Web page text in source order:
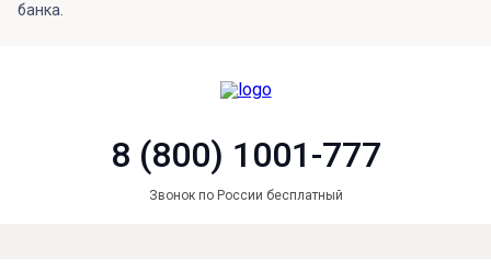
банка.
8 (800) 1001-777
Звонок по России бесплатный